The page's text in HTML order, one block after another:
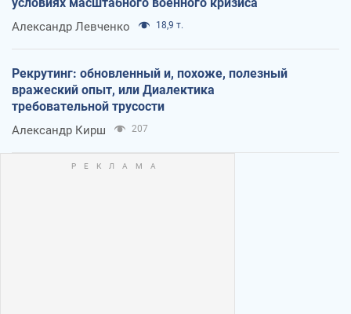
Александр Левченко 18,9 т.
Рекрутинг: обновленный и, похоже, полезный
вражеский опыт, или Диалектика
требовательной трусости
Александр Кирш 207